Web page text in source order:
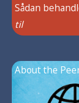
Sådan
til
About the